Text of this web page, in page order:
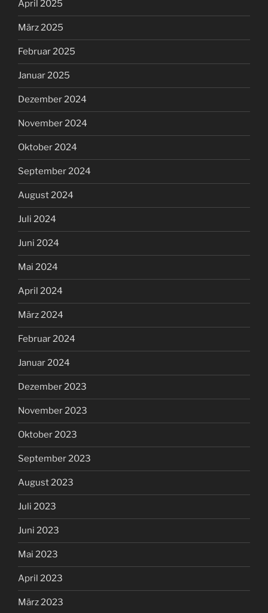
April 2025
März 2025
Februar 2025
Januar 2025
Dezember 2024
November 2024
Oktober 2024
September 2024
August 2024
Juli 2024
Juni 2024
Mai 2024
April 2024
März 2024
Februar 2024
Januar 2024
Dezember 2023
November 2023
Oktober 2023
September 2023
August 2023
Juli 2023
Juni 2023
Mai 2023
April 2023
März 2023